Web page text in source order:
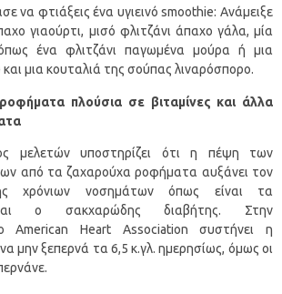
να φτιάξεις ένα υγιεινό smoothie: Aνάμειξε
γιαούρτι, μισό φλιτζάνι άπαχο γάλα, μία
ένα φλιτζάνι παγωμένα μούρα ή μια
μια κουταλιά της σούπας λιναρόσπορο.
πλούσια σε βιταμίνες και άλλα
μελετών υποστηρίζει ότι η πέψη των
από τα ζαχαρούχα ροφήματα αυξάνει τον
χρόνιων νοσημάτων όπως είναι τα
και ο σακχαρώδης διαβήτης. Στην
American Heart Association συστήνει η
μην ξεπερνά τα 6,5 κ.γλ. ημερησίως, όμως οι